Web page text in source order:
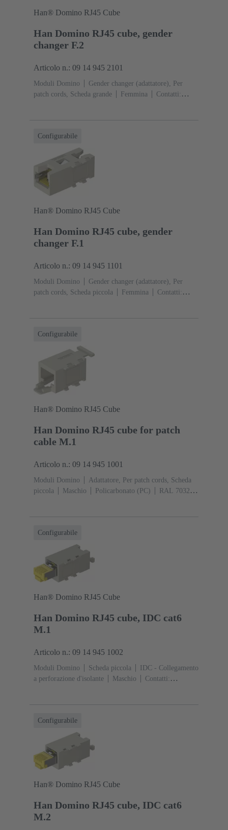
Han® Domino RJ45 Cube
Han Domino RJ45 cube, gender
changer F.2
Articolo n.: 09 14 945 2101
Moduli Domino
Gender changer (adattatore), Per
patch cords, Scheda grande
Femmina
Contatti:
Configurabile
Han® Domino RJ45 Cube
Han Domino RJ45 cube, gender
changer F.1
Articolo n.: 09 14 945 1101
Moduli Domino
Gender changer (adattatore), Per
patch cords, Scheda piccola
Femmina
Contatti:
Configurabile
Han® Domino RJ45 Cube
Han Domino RJ45 cube for patch
cable M.1
Articolo n.: 09 14 945 1001
Moduli Domino
Adattatore, Per patch cords, Scheda
piccola
Maschio Policarbonato (PC)
RAL 7032
Configurabile
Han® Domino RJ45 Cube
Han Domino RJ45 cube, IDC cat6
M.1
Articolo n.: 09 14 945 1002
Moduli Domino Scheda piccola
IDC - Collegamento
a perforazione d'isolante
Maschio
Contatti:
Configurabile
Han® Domino RJ45 Cube
Han Domino RJ45 cube, IDC cat6
M.2